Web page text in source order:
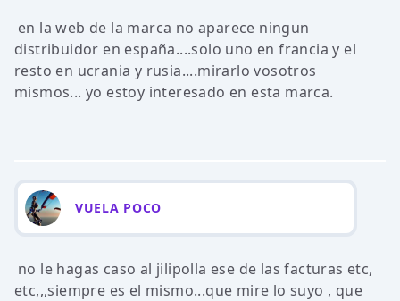
en la web de la marca no aparece ningun
distribuidor en españa....solo uno en francia y el
resto en ucrania y rusia....mirarlo vosotros
mismos... yo estoy interesado en esta marca.
VUELA POCO
no le hagas caso al jilipolla ese de las facturas etc,
etc,,,siempre es el mismo...que mire lo suyo , que